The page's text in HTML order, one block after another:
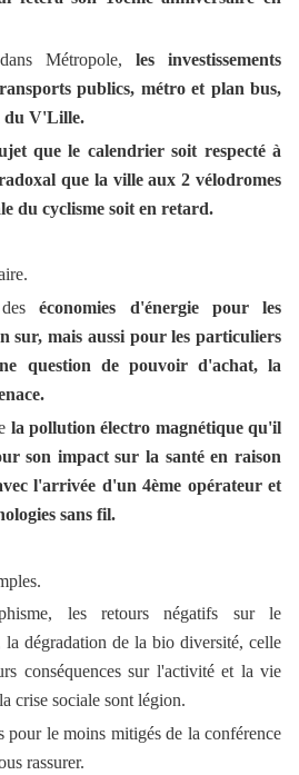
Métropole, les investissements
publics, métro et plan bus,
du V'Lille.
que le calendrier soit respecté à
que la ville aux 2 vélodromes
du cyclisme soit en retard.
deséconomies d'énergie pour les
sur, mais aussi pour les particuliers
question de pouvoir d'achat, la
la pollution électro magnétique qu'il
son impact sur la santé en raison
l'arrivée d'un 4ème opérateur et
sans fil.
les retours négatifs sur le
la dégradation de la bio diversité, celle
conséquences sur l'activité et la vie
crise sociale sont légion.
pour le moins mitigés de la conférence
rassurer.